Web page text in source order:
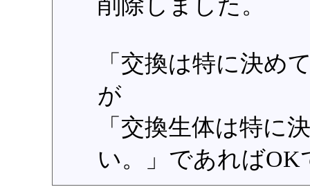
「交換は特に決め
が
「交換生体は特に
い。」であればOK